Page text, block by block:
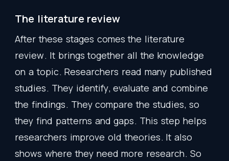
The literature review
After these stages comes the literature
review. It brings together all the knowledge
on a topic. Researchers read many published
studies. They identify, evaluate and combine
the findings. They compare the studies, so
they find patterns and gaps. This step helps
researchers improve old theories. It also
shows where they need more research. So